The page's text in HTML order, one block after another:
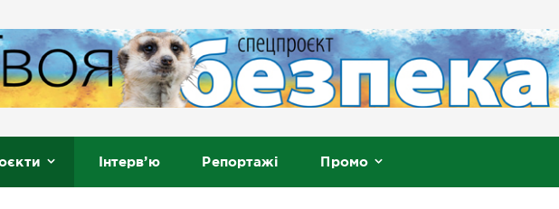
Інтерв’ю Репортажі Промо